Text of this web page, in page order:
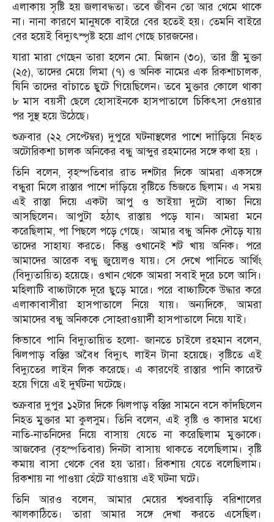
এলাকায় সৃষ্টি হয় জলাবদ্ধতা। তবে জীবন তো আর থেমে থাকে
না। নানা কারণে মানুষকে বাইরে বের হতেই হয়। তেমনি বাইরে
বের হয়েই বিদ্যুৎস্পৃষ্ট হয়ে প্রাণ গেছে চারজনের।
যারা মারা গেছেন তারা হলেন মো. মিজান (৩০), তার স্ত্রী মুক্তা
(২৫), তাদের মেয়ে লিমা (৭) ও অনিক নামের এক রিকশাচালক,
যিনি তাদের বাঁচাতে ছুটে গিয়েছিলেন। তবে মুক্তার কোলে থাকা
৮ মাস বয়সী ছেলে হোসাইনকে হাসপাতালে চিকিৎসা দেওয়ার
পর সুস্থ হয়ে উঠেছে।
শুক্রবার (২২ সেপ্টেম্বর) দুপুরে ঘটনাস্থলের পাশে দাাঁড়িয়ে নিহত
অটোরিকশা চালক অনিকের বন্ধু আব্দুর রহমানের সঙ্গে কথা হয় ।
তিনি বলেন, বৃহস্পতিবার রাত দশটার দিকে আমরা একসঙ্গে
বন্ধুরা মিলে রাস্তার পাশে দাঁড়িয়ে বৃষ্টিতে ভিজতে ছিলাম। এ সময়
এই রাস্তা দিয়ে একটা আপু ও ভাইয়া দুটো বাচ্চা নিয়ে
আসছিলেন। আপুটা হঠাৎ রাস্তায় পড়ে যান। আমরা মনে
করেছিলাম, পা পিছলে পড়ে গেছে। আমার বন্ধু অনিক দৌড়ে যায়
তাদের সাহায্য করতে। কিন্তু ওখানেই শট খায় অনিক। পরে
আমাদের আরেক বন্ধু জুয়েলও যায়। সে দেখে পানিতে আর্থিং
(বিদ্যুতায়িত) হয়েছে। ওখান থেকে আমরা সবাই দূরে চলে আসি।
মহিলাটি বাচ্চাটাকে দূরে ছুড়ে মারে। পরে বাচ্চাটিকে উদ্ধার করে
এলাকাবাসীরা হাসপাতালে নিয়ে যায়। অন্যদিকে, আমরা
আমাদের বন্ধু অনিককে সোহরাওয়ার্দী হাসপাতালে নিয়ে যাই।
কিভাবে পানি বিদ্যুতায়িত হলো- জানতে চাইলে রহমান বলেন,
ঝিলপাড় বস্তির অবৈধ বিদ্যুৎ লাইন টানা হয়েছে। বৃষ্টিতে এই
বিদ্যুতের লাইন লিক করেছে। এ কারণেই রাস্তার পানি কারেন্ট
হয়ে গিয়ে এই দুর্ঘটনা ঘটেছে।
শুক্রবার দুপুর ১২টার দিকে ঝিলপাড় বস্তির সামনে বসে কাঁদছিলেন
নিহত মুক্তার মা কুলসুম। তিনি বলেন, এই বৃষ্টি ও কাদার মধ্যে
নাতি-নাতনিদের নিয়ে বাসায় যেতে না করেছিলাম মুক্তাকে।
আজকের (বৃহস্পতিবার) দিনটা বাসায় থাকতে বলেছিলাম। বৃষ্টি
কমায় বাসা থেকে বের হয় তারা। রিকশায় যেতে বলেছিলাম।
রিকশায় না পাওয়া হেঁটে যাওয়ায় এই ঘটনা ঘটে।
তিনি আরও বলেন, আমার মেয়ের শ্বশুরবাড়ি বরিশালের
ঝালকাঠিতে। তারা আমার সঙ্গে দেখা করতে এসেছিল।